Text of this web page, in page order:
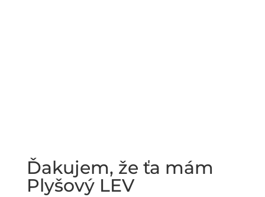
Ďakujem, že ťa mám
Plyšový LEV